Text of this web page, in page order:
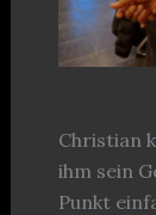
Christian
ihm sein
Punkt